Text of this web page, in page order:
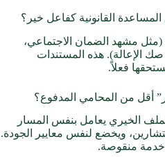
(مثل مشهد الضمان الاجتماعي،
لآخر 3 أشهر، صك الإعالة). هذه المستندات
فعلاً.
الخيري يعامل بنفس المسار
ويخضع لنفس معايير الجودة.
خدمة منقوصة.